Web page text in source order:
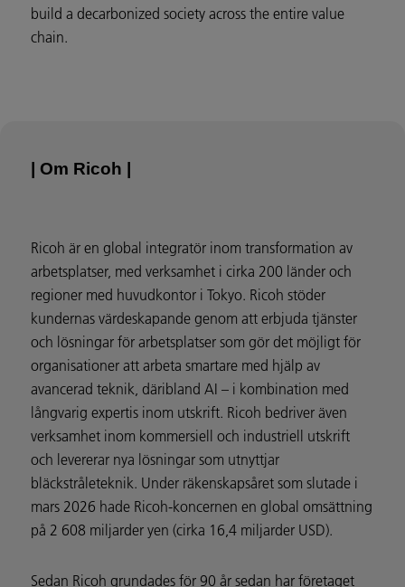
build a decarbonized society across the entire value
chain.
| Om Ricoh |
Ricoh är en global integratör inom transformation av
arbetsplatser, med verksamhet i cirka 200 länder och
regioner med huvudkontor i Tokyo. Ricoh stöder
kundernas värdeskapande genom att erbjuda tjänster
och lösningar för arbetsplatser som gör det möjligt för
organisationer att arbeta smartare med hjälp av
avancerad teknik, däribland AI – i kombination med
långvarig expertis inom utskrift. Ricoh bedriver även
verksamhet inom kommersiell och industriell utskrift
och levererar nya lösningar som utnyttjar
bläckstråleteknik. Under räkenskapsåret som slutade i
mars 2026 hade Ricoh-koncernen en global omsättning
på 2 608 miljarder yen (cirka 16,4 miljarder USD).
Sedan Ricoh grundades för 90 år sedan har företaget